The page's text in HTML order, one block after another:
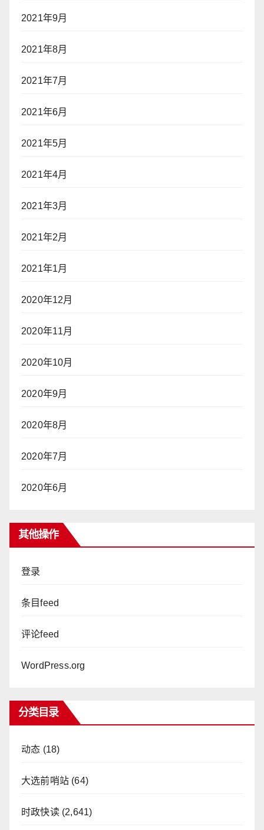
2021年9月
2021年8月
2021年7月
2021年6月
2021年5月
2021年4月
2021年3月
2021年2月
2021年1月
2020年12月
2020年11月
2020年10月
2020年9月
2020年8月
2020年7月
2020年6月
其他操作
登录
条目feed
评论feed
WordPress.org
分类目录
动态 (18)
大选前哨站 (64)
时政快读(2,641)